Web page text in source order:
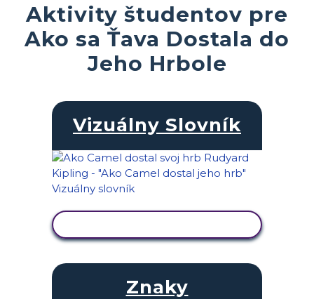
Aktivity študentov pre
Ako sa Ťava Dostala do
Jeho Hrbole
Vizuálny Slovník
Znaky